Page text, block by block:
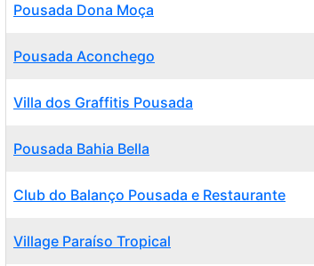
Pousada Dona Moça
Pousada Aconchego
Villa dos Graffitis Pousada
Pousada Bahia Bella
Club do Balanço Pousada e Restaurante
Village Paraíso Tropical